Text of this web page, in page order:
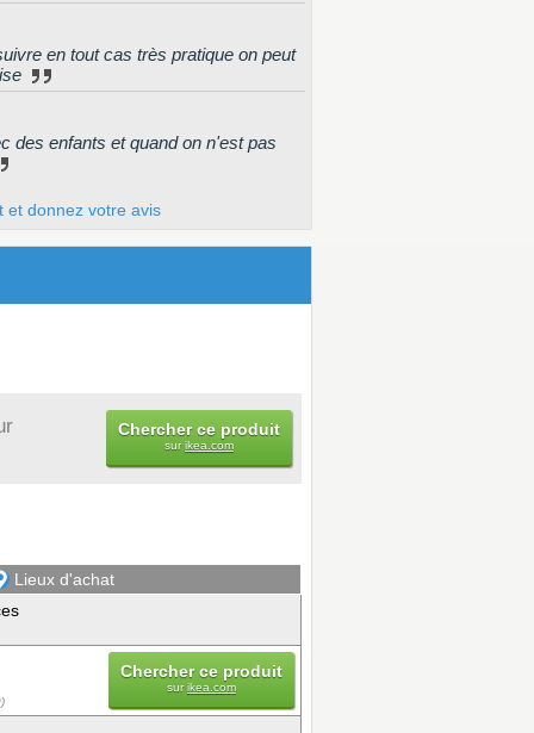
en tout cas très pratique on peut
des enfants et quand on n'est pas
et donnez votre avis
Chercher ce produit
surikea.com
Lieux d'achat
Chercher ce produit
surikea.com